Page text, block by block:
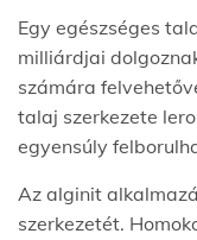
Egy egészséges
milliárdjai
számára
talaj szerkezete
egyensúly
Az alginit
szerkezetét.